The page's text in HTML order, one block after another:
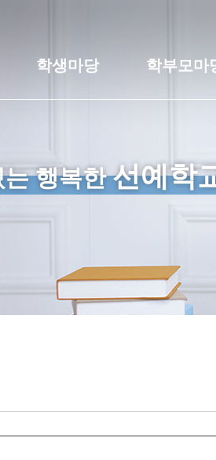
학생마당 학부모마
는 행복한선예학